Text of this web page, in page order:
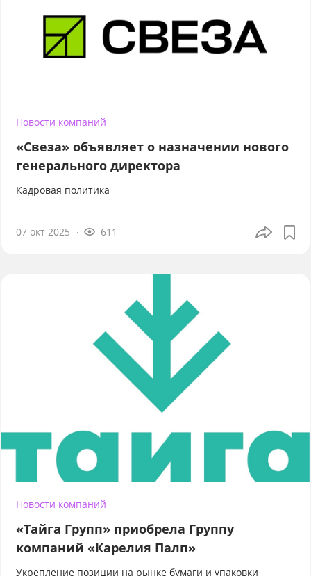
Новости компаний
«Свеза» объявляет о назначении нового
генерального директора
Кадровая политика
07 окт 2025 611
Новости компаний
«Тайга Групп» приобрела Группу
компаний «Карелия Палп»
Укрепление позиции на рынке бумаги и упаковки